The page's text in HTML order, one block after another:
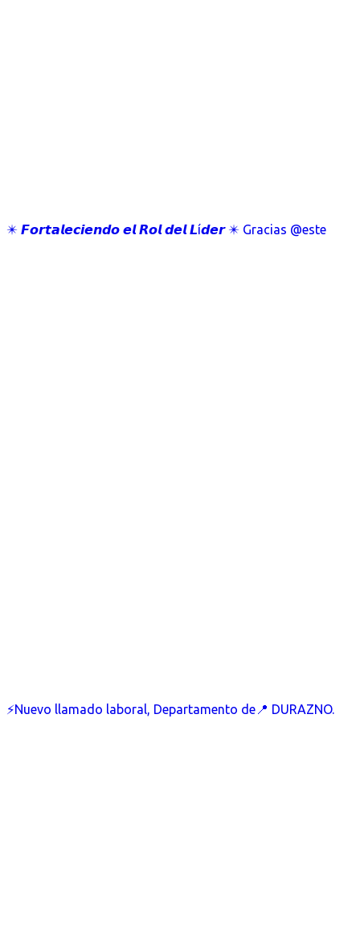
✴️ 𝙁𝙤𝙧𝙩𝙖𝙡𝙚𝙘𝙞𝙚𝙣𝙙𝙤 𝙚𝙡 𝙍𝙤𝙡 𝙙𝙚𝙡 𝙇í𝙙𝙚𝙧 ✴️ Gracias @este
⚡Nuevo llamado laboral, Departamento de📍 DURAZNO.